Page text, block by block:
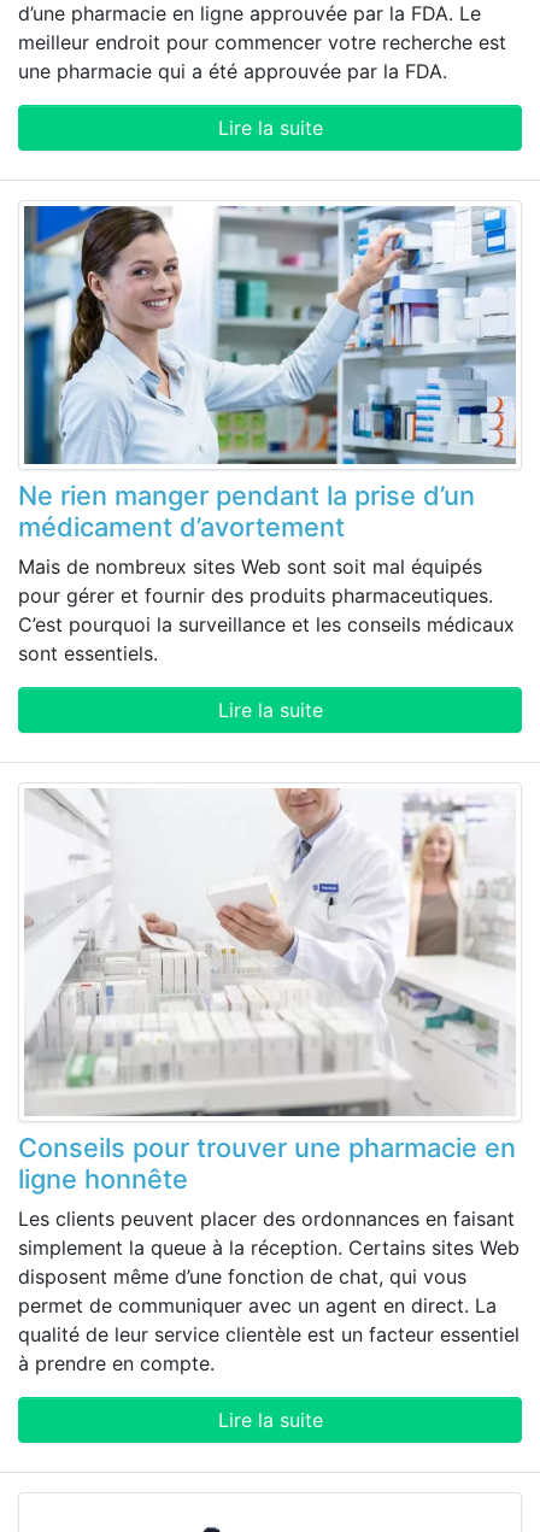
d’une pharmacie en ligne approuvée par la FDA. Le
meilleur endroit pour commencer votre recherche est
une pharmacie qui a été approuvée par la FDA.
Lire la suite
Ne rien manger pendant la prise d’un
médicament d’avortement
Mais de nombreux sites Web sont soit mal équipés
pour gérer et fournir des produits pharmaceutiques.
C’est pourquoi la surveillance et les conseils médicaux
sont essentiels.
Lire la suite
Conseils pour trouver une pharmacie en
ligne honnête
Les clients peuvent placer des ordonnances en faisant
simplement la queue à la réception. Certains sites Web
disposent même d’une fonction de chat, qui vous
permet de communiquer avec un agent en direct. La
qualité de leur service clientèle est un facteur essentiel
à prendre en compte.
Lire la suite